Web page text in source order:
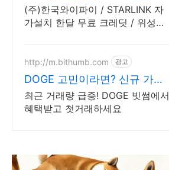
맞춤 상담 및 견적
(주)한국와이파이 / STARLINK 자
가설치 한달 무료 크레딧 / 위성인
퍼런스 보유
http://m.bithumb.com 광고
DOGE 고민이라면? 신규 가입
시 5만원 혜택
최근 거래량 급증! DOGE 빗썸에서
혜택받고 첫거래하세요